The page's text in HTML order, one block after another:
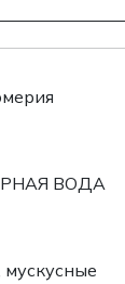
ВОДА